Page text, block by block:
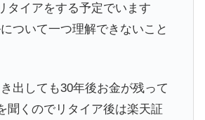
タイアをする予定でいます
ついて一つ理解できないこと
出しても30年後お金が残って
聞くのでリタイア後は楽天証